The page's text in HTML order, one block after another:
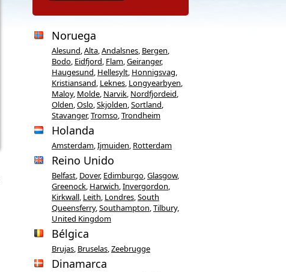
Noruega
Alesund Alta Andalsnes Bergen
Bodo Eidfjord Flam Geiranger,
Haugesund Hellesylt Honnigsvag
Kristiansand Leknes Longyearbyen
Maloy, Molde Narvik Nordfjordeid
Olden Oslo Skjolden Sortland
Stavanger,Tromso Trondheim
Holanda
Amsterdam Ijmuiden Rotterdam
Reino Unido
Belfast Dover, Edimburgo Glasgow,
Greenock Harwich Invergordon
Kirkwall Leith Londres South
Queensferry, Southampton Tilbury,
United Kingdom
Bélgica
Brujas Bruselas Zeebrugge
Dinamarca